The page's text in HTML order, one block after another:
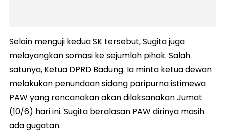
Selain menguji kedua SK tersebut, Sugita juga
melayangkan somasi ke sejumlah pihak. Salah
satunya, Ketua DPRD Badung. Ia minta ketua dewan
melakukan penundaan sidang paripurna istimewa
PAW yang rencanakan akan dilaksanakan Jumat
(10/6) hari ini. Sugita beralasan PAW dirinya masih
ada gugatan.‬